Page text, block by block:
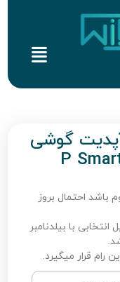
آپدیت گوشی
احتمال بروز
با بیلدنامبر
رام قرار میگیرد.